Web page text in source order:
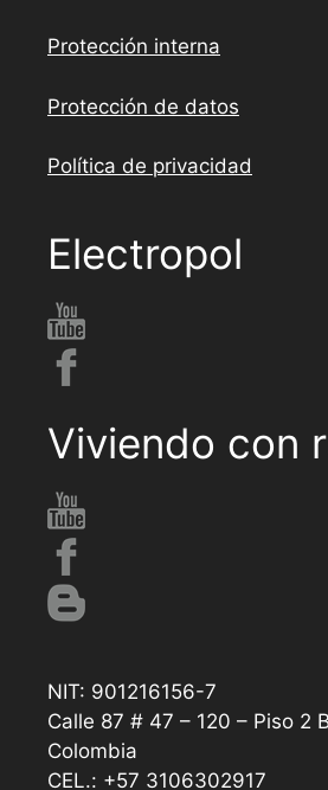
Protección interna
Protección de datos
Política de privacidad
Electropol
Viviendo con
NIT: 901216156-7
Calle 87 # 47 – 120 – Piso 2
Colombia
CEL.: +57 3106302917